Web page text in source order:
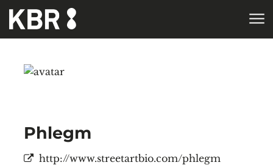
Skip to main content
Phlegm
Website
http://www.streetartbio.com/phlegm